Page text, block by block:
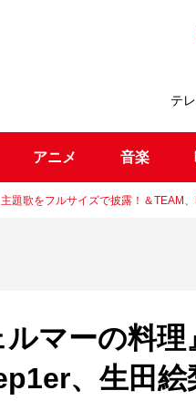
テ
アニメ 音楽
題歌をフルサイズで披露！＆TEAM
マーの料
、生田